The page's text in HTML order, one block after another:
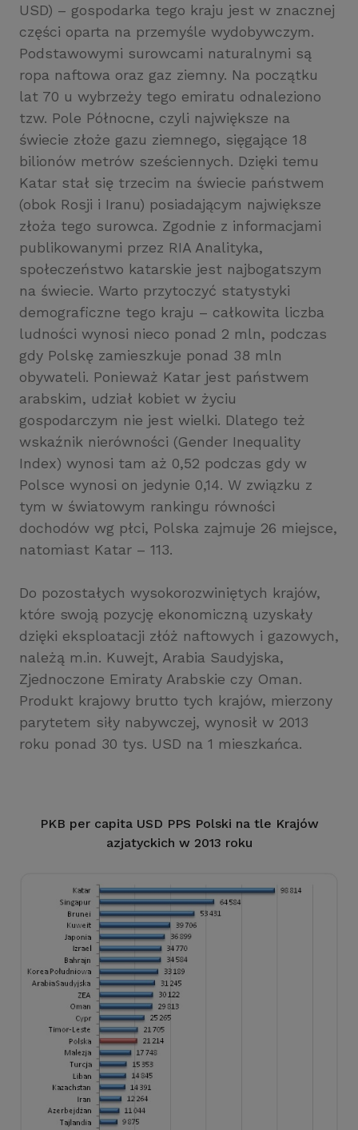
USD) – gospodarka tego kraju jest w znacznej
części oparta na przemyśle wydobywczym.
Podstawowymi surowcami naturalnymi są
ropa naftowa oraz gaz ziemny. Na początku
lat 70 u wybrzeży tego emiratu odnaleziono
tzw. Pole Północne, czyli największe na
świecie złoże gazu ziemnego, sięgające 18
bilionów metrów sześciennych. Dzięki temu
Katar stał się trzecim na świecie państwem
(obok Rosji i Iranu) posiadającym największe
złoża tego surowca. Zgodnie z informacjami
publikowanymi przez RIA Analityka,
społeczeństwo katarskie jest najbogatszym
na świecie. Warto przytoczyć statystyki
demograficzne tego kraju – całkowita liczba
ludności wynosi nieco ponad 2 mln, podczas
gdy Polskę zamieszkuje ponad 38 mln
obywateli. Ponieważ Katar jest państwem
arabskim, udział kobiet w życiu
gospodarczym nie jest wielki. Dlatego też
wskaźnik nierówności (Gender Inequality
Index) wynosi tam aż 0,52 podczas gdy w
Polsce wynosi on jedynie 0,14. W związku z
tym w światowym rankingu równości
dochodów wg płci, Polska zajmuje 26 miejsce,
natomiast Katar – 113.
Do pozostałych wysokorozwiniętych krajów,
które swoją pozycję ekonomiczną uzyskały
dzięki eksploatacji złóż naftowych i gazowych,
należą m.in. Kuwejt, Arabia Saudyjska,
Zjednoczone Emiraty Arabskie czy Oman.
Produkt krajowy brutto tych krajów, mierzony
parytetem siły nabywczej, wynosił w 2013
roku ponad 30 tys. USD na 1 mieszkańca.
PKB per capita USD PPS Polski na tle Krajów
azjatyckich w 2013 roku